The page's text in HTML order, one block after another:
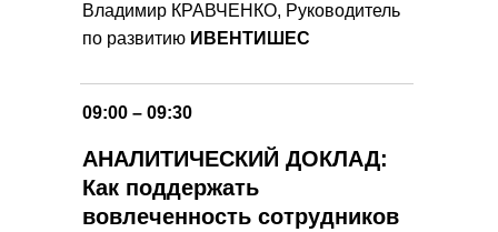
АНАЛИТИЧЕСКИЙ ДОКЛАД:
Как поддержать
вовлеченность сотрудников
09:00 – 09:30
Владимир КРАВЧЕНКО, Руководитель
по развитию ИВЕНТИШЕС